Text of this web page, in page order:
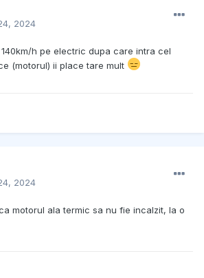
2024
h pe electric dupa care intra cel
(motorul) ii place tare mult
2024
motorul ala termic sa nu fie incalzit, la o